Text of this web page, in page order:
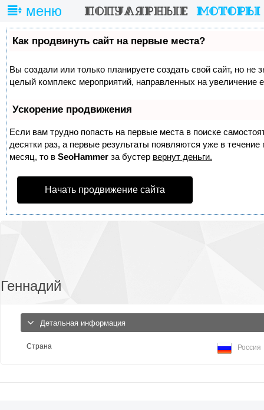
меню
Как продвинуть сайт на первые места?
Вы создали или только планируете создать свой сайт, но не
целый комплекс мероприятий, направленных на увеличение
Ускорение продвижения
Если вам трудно попасть на первые места в поиске
десятки раз, а первые результаты появляются уже в
месяц, то в SeoHammer за бустер вернут деньги.
Начать продвижение сайта
Геннадий
Детальная информация
Страна Россия